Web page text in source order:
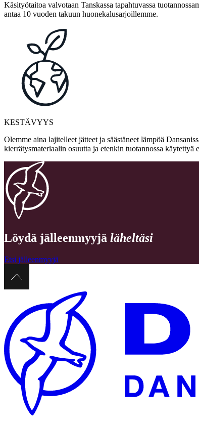
Käsityötaitoa valvotaan Tanskassa tapahtuvassa
antaa 10 vuoden takuun huonekalusarjoillemme.
KESTÄVYYS
Olemme aina lajitelleet jätteet ja säästäneet lämpöä
kierrätysmateriaalin osuutta ja etenkin tuotannossa
Löydä jälleenmyyjä läheltäsi
Etsi jälleenmyyjä